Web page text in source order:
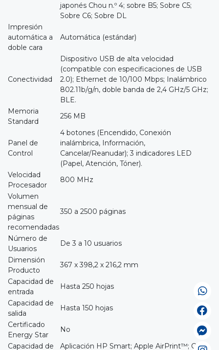
japonés Chou n.º 4; sobre B5; Sobre C5;
Sobre C6; Sobre DL
Impresión
automática a
doble cara
Automática (estándar)
Conectividad
Dispositivo USB de alta velocidad
(compatible con especificaciones de USB
2.0); Ethernet de 10/100 Mbps; Inalámbrico
802.11b/g/n, doble banda de 2,4 GHz/5 GHz;
BLE.
Memoria
Standard
256 MB
Panel de
Control
4 botones (Encendido, Conexión
inalámbrica, Información,
Cancelar/Reanudar); 3 indicadores LED
(Papel, Atención, Tóner).
Velocidad
Procesador
800 MHz
Volumen
mensual de
páginas
recomendadas
350 a 2500 páginas
Número de
Usuarios
De 3 a 10 usuarios
Dimensión
Producto
367 x 398,2 x 216,2 mm
Capacidad de
entrada
Hasta 250 hojas
Capacidad de
salida
Hasta 150 hojas
Certificado
Energy Star
No
Capacidad de
Aplicación HP Smart; Apple AirPrint™; Con